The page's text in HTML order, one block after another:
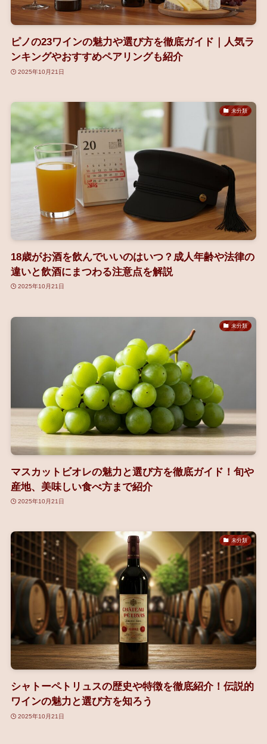
ピノの23ワインの魅力や選び方を徹底ガイド｜人気ラ
ンキングやおすすめペアリングも紹介
2025年10月21日
未分類
18歳がお酒を飲んでいいのはいつ？成人年齢や法律の
違いと飲酒にまつわる注意点を解説
2025年10月21日
未分類
マスカットビオレの魅力と選び方を徹底ガイド！旬や
産地、美味しい食べ方まで紹介
2025年10月21日
未分類
シャトーペトリュスの歴史や特徴を徹底紹介！伝説的
ワインの魅力と選び方を知ろう
2025年10月21日